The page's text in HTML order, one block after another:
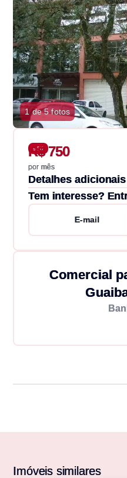
1 de 5 fotos
966
R$ 750
por mês
Detalhes adicionais
Tem interesse?
E-mail
Comercial
Imóveis similares